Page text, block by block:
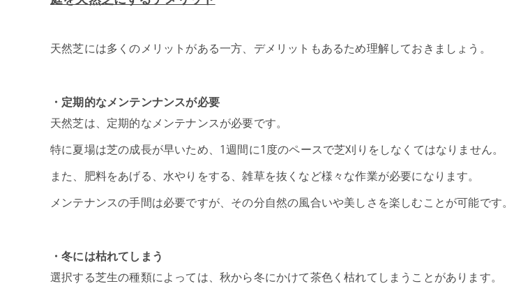
天然芝には多くのメリットがある一方、デメリットもあるため理解しておきましょう。
・定期的なメンテンナンスが必要
天然芝は、定期的なメンテナンスが必要です。
特に夏場は芝の成長が早いため、1週間に1度のペースで芝刈りをしなくてはなりません。
また、肥料をあげる、水やりをする、雑草を抜くなど様々な作業が必要になります。
メンテナンスの手間は必要ですが、その分自然の風合いや美しさを楽しむことが可能です。
・冬には枯れてしまう
選択する芝生の種類によっては、秋から冬にかけて茶色く枯れてしまうことがあります。